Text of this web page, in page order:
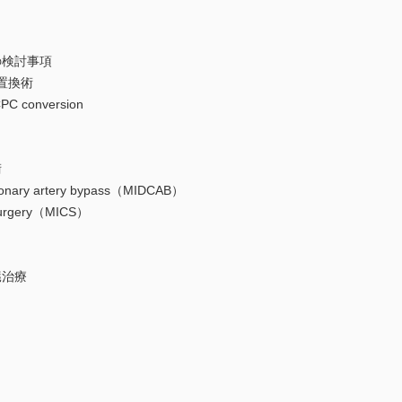
討事項
換術
conversion
artery bypass（MIDCAB）
（MICS）
療